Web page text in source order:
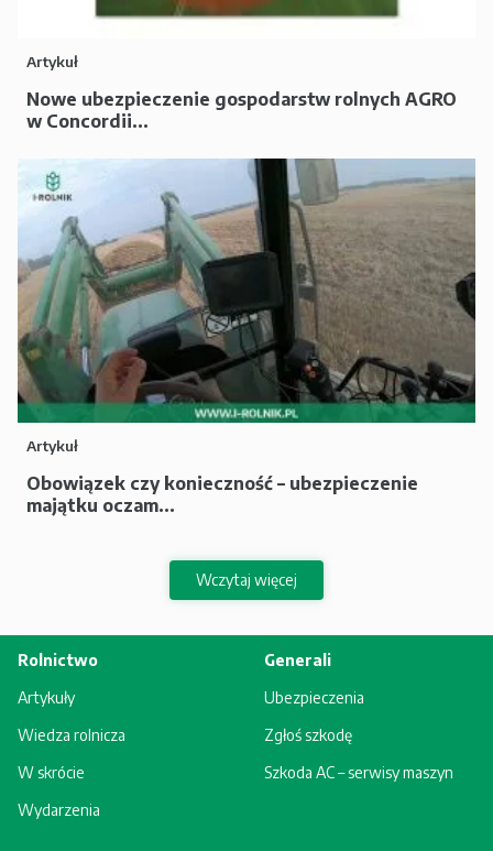
Artykuł
Nowe ubezpieczenie gospodarstw rolnych AGRO
w Concordii...
Artykuł
Obowiązek czy konieczność – ubezpieczenie
majątku oczam...
Wczytaj więcej
Rolnictwo
Artykuły
Wiedza rolnicza
W skrócie
Wydarzenia
Generali
Ubezpieczenia
Zgłoś szkodę
Szkoda AC – serwisy maszyn